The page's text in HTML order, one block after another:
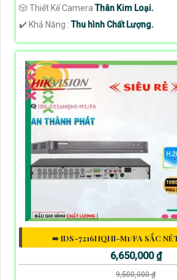
🎲 Thiết Kế CameraThân Kim Loại.
️✔️ Khả Năng :Thu hình Chất Lượng.
➠ IDS-7216HQHI-M1/FA SẮC
6,650,000 ₫
9,500,000 ₫